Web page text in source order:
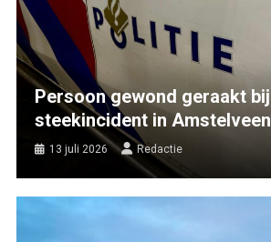
Persoon gewond geraakt bij
steekincident in Amstelveen
13 juli 2026 Redactie